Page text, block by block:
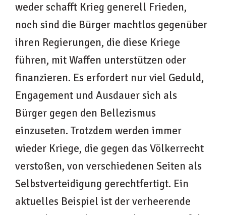
weder schafft Krieg generell Frieden,
noch sind die Bürger machtlos gegenüber
ihren Regierungen, die diese Kriege
führen, mit Waffen unterstützen oder
finanzieren. Es erfordert nur viel Geduld,
Engagement und Ausdauer sich als
Bürger gegen den Bellezismus
einzuseten. Trotzdem werden immer
wieder Kriege, die gegen das Völkerrecht
verstoßen, von verschiedenen Seiten als
Selbstverteidigung gerechtfertigt. Ein
aktuelles Beispiel ist der verheerende